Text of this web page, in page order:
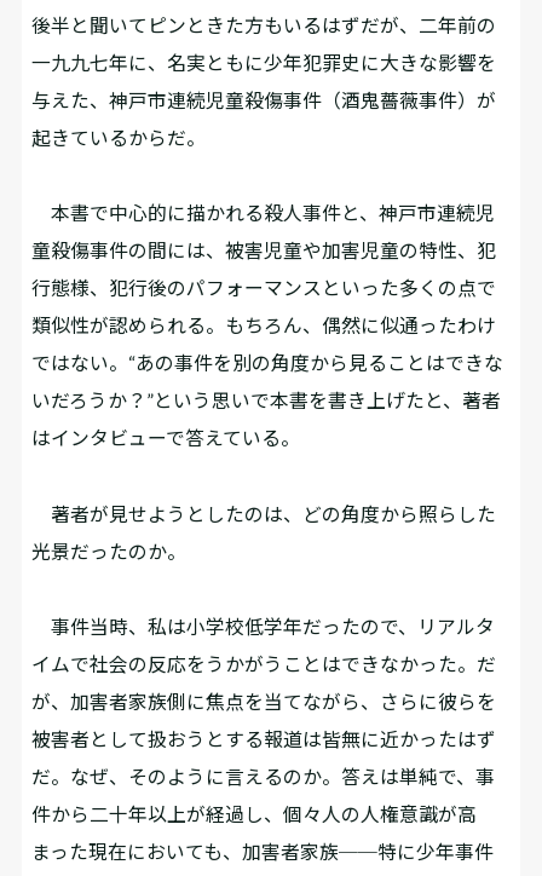
後半と聞いてピンときた方もいるはずだが、二年前の
一九九七年に、名実ともに少年犯罪史に大きな影響を
与えた、神戸市連続児童殺傷事件（酒鬼薔薇事件）が
起きているからだ。
本書で中心的に描かれる殺人事件と、神戸市連続児
童殺傷事件の間には、被害児童や加害児童の特性、犯
行態様、犯行後のパフォーマンスといった多くの点で
類似性が認められる。もちろん、偶然に似通ったわけ
ではない。“あの事件を別の角度から見ることはできな
いだろうか？”という思いで本書を書き上げたと、著者
はインタビューで答えている。
著者が見せようとしたのは、どの角度から照らした
光景だったのか。
事件当時、私は小学校低学年だったので、リアルタ
イムで社会の反応をうかがうことはできなかった。だ
が、加害者家族側に焦点を当てながら、さらに彼らを
被害者として扱おうとする報道は皆無に近かったはず
だ。なぜ、そのように言えるのか。答えは単純で、事
件から二十年以上が経過し、個々人の人権意識が高
まった現在においても、加害者家族──特に少年事件